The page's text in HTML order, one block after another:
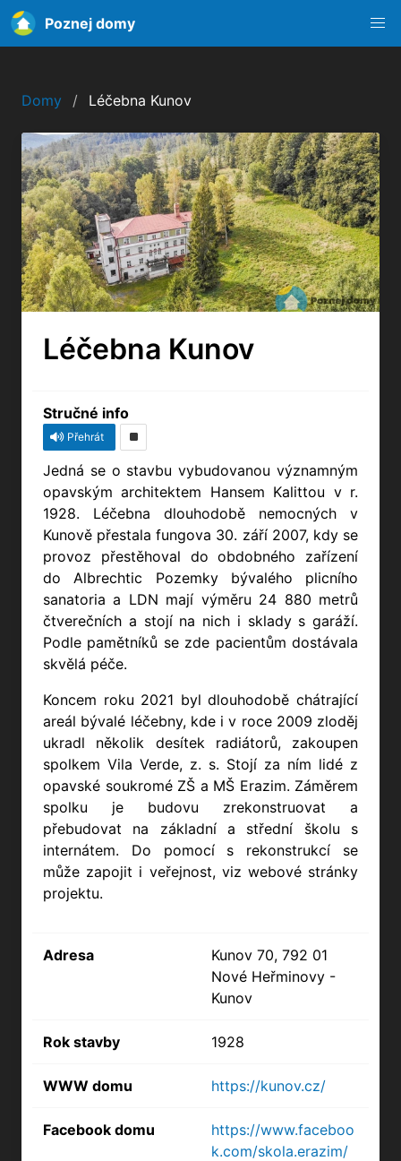
Poznej domy
Domy Léčebna Kunov
Léčebna Kunov
Stručné info
Přehrát
Jedná se o stavbu vybudovanou významným
opavským architektem Hansem Kalittou v r.
1928. Léčebna dlouhodobě nemocných v
Kunově přestala fungova 30. září 2007, kdy se
provoz přestěhoval do obdobného zařízení
do Albrechtic Pozemky bývalého plicního
sanatoria a LDN mají výměru 24 880 metrů
čtverečních a stojí na nich i sklady s garáží.
Podle pamětníků se zde pacientům dostávala
skvělá péče.
Koncem roku 2021 byl dlouhodobě chátrající
areál bývalé léčebny, kde i v roce 2009 zloděj
ukradl několik desítek radiátorů, zakoupen
spolkem Vila Verde, z. s. Stojí za ním lidé z
opavské soukromé ZŠ a MŠ Erazim. Záměrem
spolku je budovu zrekonstruovat a
přebudovat na základní a střední školu s
internátem. Do pomocí s rekonstrukcí se
může zapojit i veřejnost, viz webové stránky
projektu.
Adresa
Kunov 70, 792 01
Nové Heřminovy -
Kunov
Rok stavby 1928
WWW domu https://kunov.cz/
Facebook domu
https://www.faceboo
k.com/skola.erazim/